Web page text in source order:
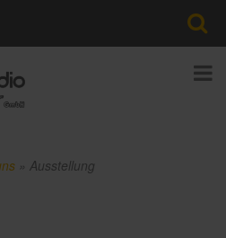
» Ausstellung